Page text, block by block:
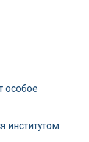
особое
институтом